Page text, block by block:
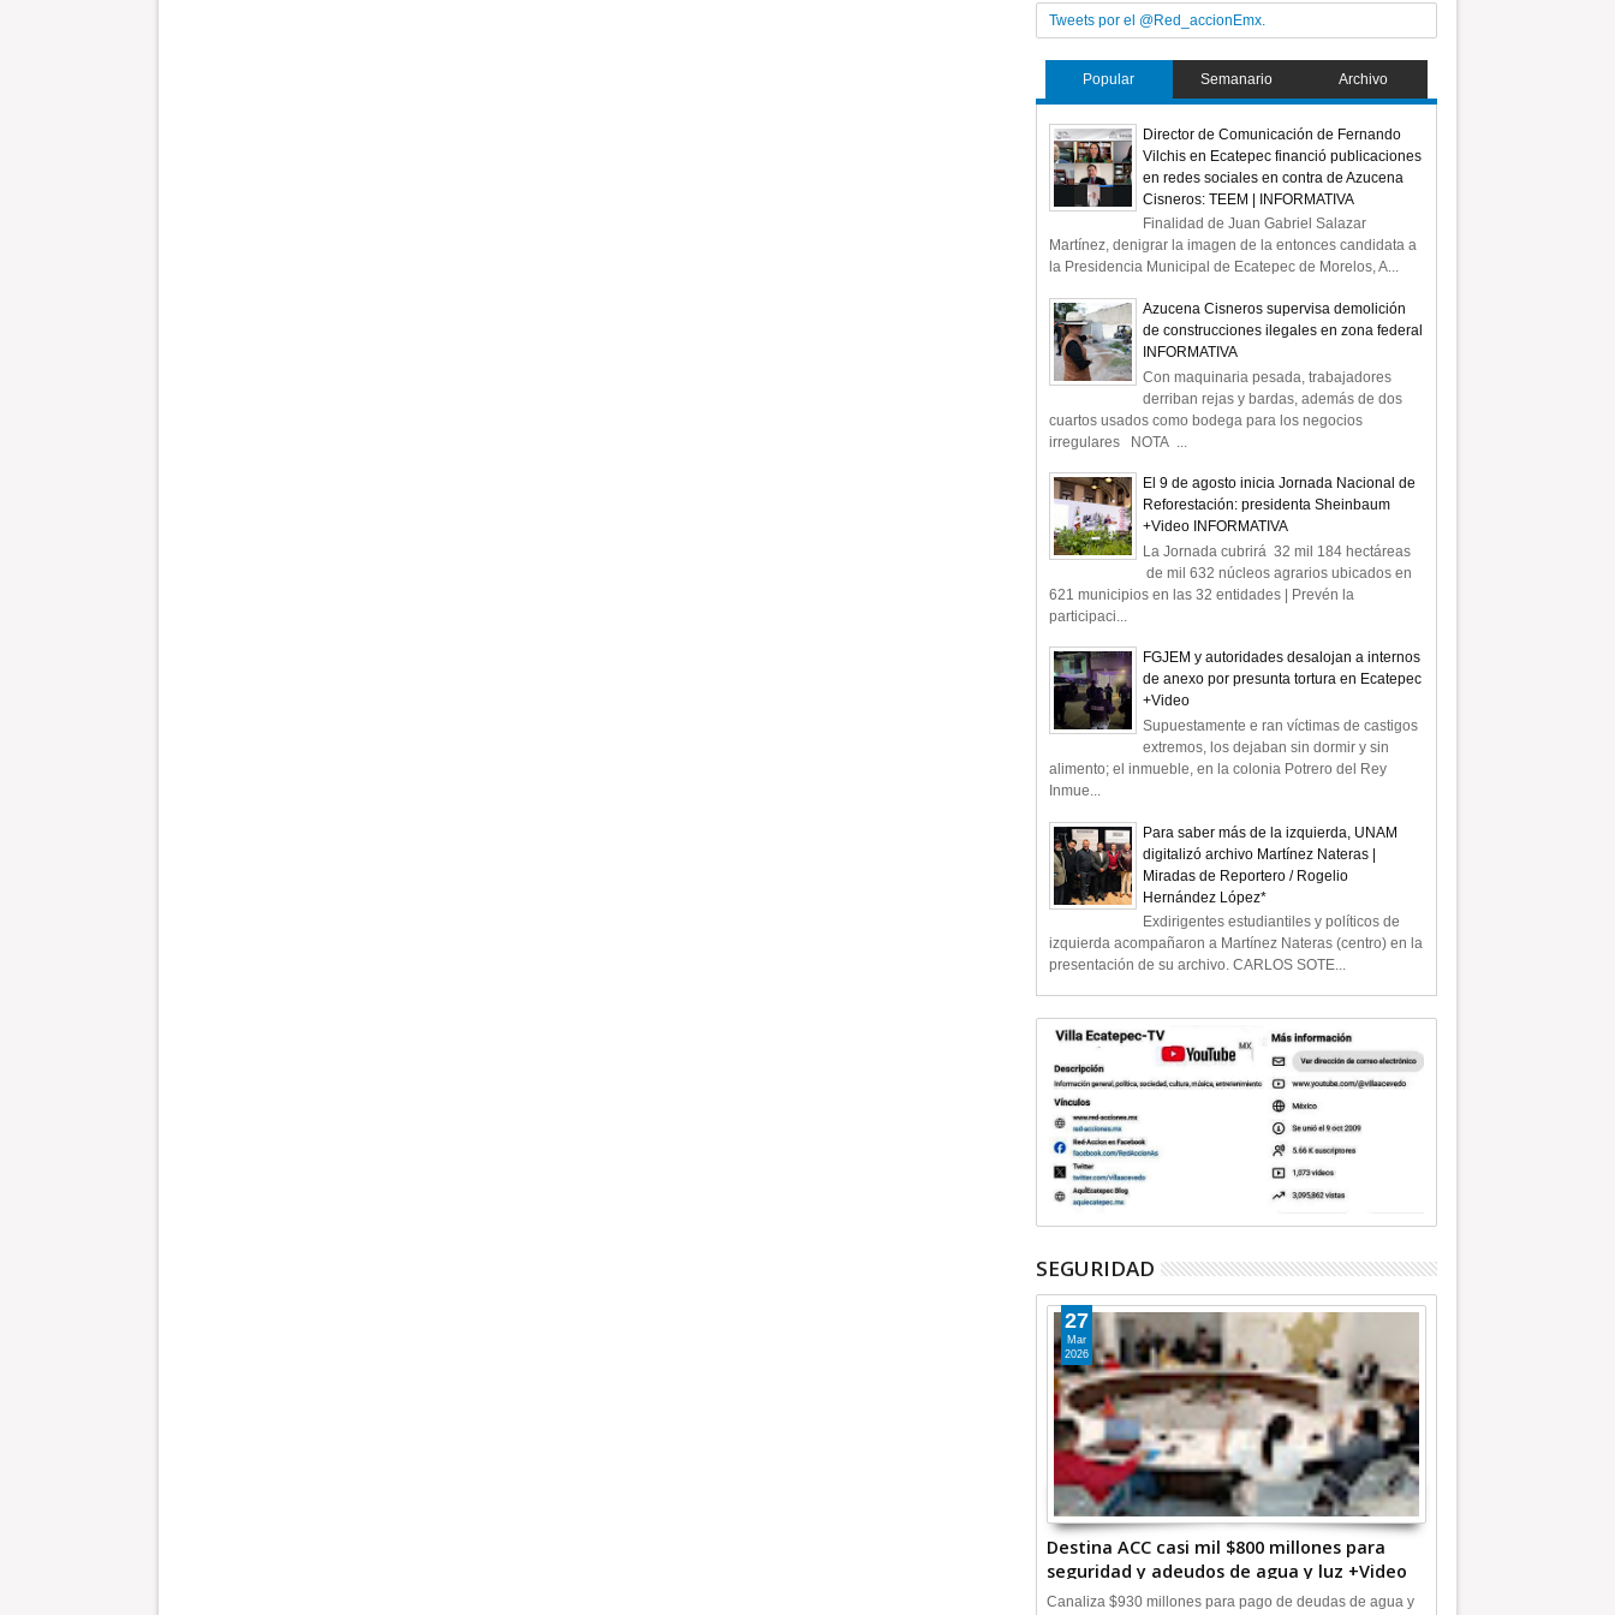
Tweets por el @Red_accionEmx.
Popular Semanario Archivo
Director de Comunicación de Fernando
Vilchis en Ecatepec financió publicaciones
en redes sociales en contra de Azucena
Cisneros: TEEM | INFORMATIVA
Finalidad de Juan Gabriel Salazar
Martínez, denigrar la imagen de la entonces candidata a
la Presidencia Municipal de Ecatepec de Morelos, A...
Azucena Cisneros supervisa demolición
de construcciones ilegales en zona federal
INFORMATIVA
Con maquinaria pesada, trabajadores
derriban rejas y bardas, además de dos
cuartos usados como bodega para los negocios
irregulares NOTA ...
El 9 de agosto inicia Jornada Nacional de
Reforestación: presidenta Sheinbaum
+Video INFORMATIVA
La Jornada cubrirá 32 mil 184 hectáreas
de mil 632 núcleos agrarios ubicados en
621 municipios en las 32 entidades | Prevén la
participaci...
FGJEM y autoridades desalojan a internos
de anexo por presunta tortura en Ecatepec
+Video
Supuestamente e ran víctimas de castigos
extremos, los dejaban sin dormir y sin
alimento; el inmueble, en la colonia Potrero del Rey
Inmue...
Para saber más de la izquierda, UNAM
digitalizó archivo Martínez Nateras |
Miradas de Reportero / Rogelio
Hernández López*
Exdirigentes estudiantiles y políticos de
izquierda acompañaron a Martínez Nateras (centro) en la
presentación de su archivo. CARLOS SOTE...
SEGURIDAD
Destina ACC casi mil $800 millones para
seguridad y adeudos de agua y luz +Video
27
Mar
2026
Canaliza $930 millones para pago de deudas de agua y